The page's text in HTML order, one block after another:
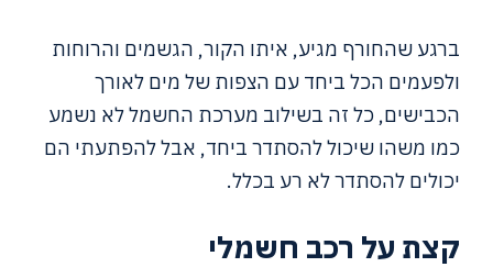
ברגע שהחורף מגיע, איתו הקור, הגשמים והרוחות
ולפעמים הכל ביחד עם הצפות של מים לאורך
הכבישים, כל זה בשילוב מערכת החשמל לא נשמע
כמו משהו שיכול להסתדר ביחד, אבל להפתעתי הם
יכולים להסתדר לא רע בכלל.
קצת על רכב חשמלי